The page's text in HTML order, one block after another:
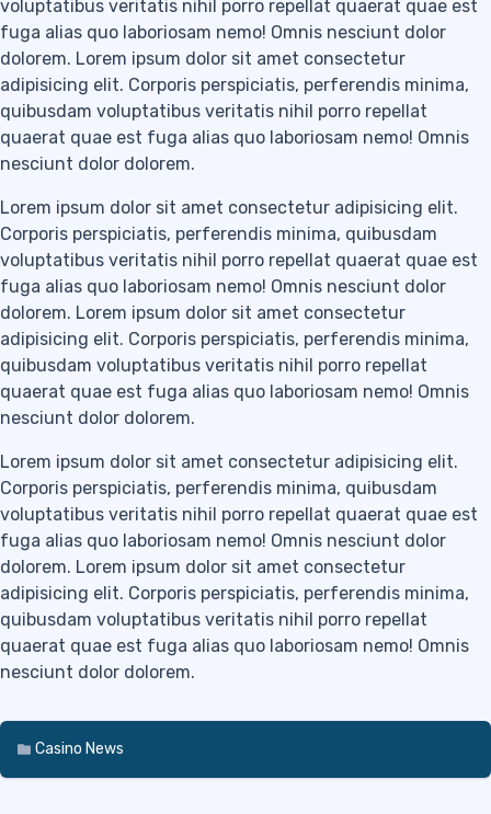
voluptatibus veritatis nihil porro repellat quaerat quae est
fuga alias quo laboriosam nemo! Omnis nesciunt dolor
dolorem. Lorem ipsum dolor sit amet consectetur
adipisicing elit. Corporis perspiciatis, perferendis minima,
quibusdam voluptatibus veritatis nihil porro repellat
quaerat quae est fuga alias quo laboriosam nemo! Omnis
nesciunt dolor dolorem.
Lorem ipsum dolor sit amet consectetur adipisicing elit.
Corporis perspiciatis, perferendis minima, quibusdam
voluptatibus veritatis nihil porro repellat quaerat quae est
fuga alias quo laboriosam nemo! Omnis nesciunt dolor
dolorem. Lorem ipsum dolor sit amet consectetur
adipisicing elit. Corporis perspiciatis, perferendis minima,
quibusdam voluptatibus veritatis nihil porro repellat
quaerat quae est fuga alias quo laboriosam nemo! Omnis
nesciunt dolor dolorem.
Lorem ipsum dolor sit amet consectetur adipisicing elit.
Corporis perspiciatis, perferendis minima, quibusdam
voluptatibus veritatis nihil porro repellat quaerat quae est
fuga alias quo laboriosam nemo! Omnis nesciunt dolor
dolorem. Lorem ipsum dolor sit amet consectetur
adipisicing elit. Corporis perspiciatis, perferendis minima,
quibusdam voluptatibus veritatis nihil porro repellat
quaerat quae est fuga alias quo laboriosam nemo! Omnis
nesciunt dolor dolorem.
Casino News